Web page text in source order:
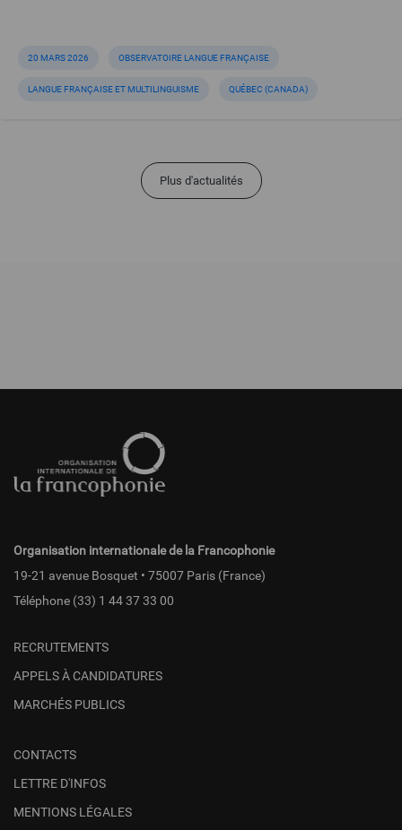
20 MARS 2026 OBSERVATOIRE LANGUE FRANÇAISE
LANGUE FRANÇAISE ET MULTILINGUISME QUÉBEC (CANADA)
Plus d'actualités
page
Organisation internationale de la Francophonie
19-21 avenue Bosquet • 75007 Paris (France)
Téléphone (33) 1 44 37 33 00
RECRUTEMENTS
APPELS À CANDIDATURES
MARCHÉS PUBLICS
CONTACTS
LETTRE D'INFOS
MENTIONS LÉGALES